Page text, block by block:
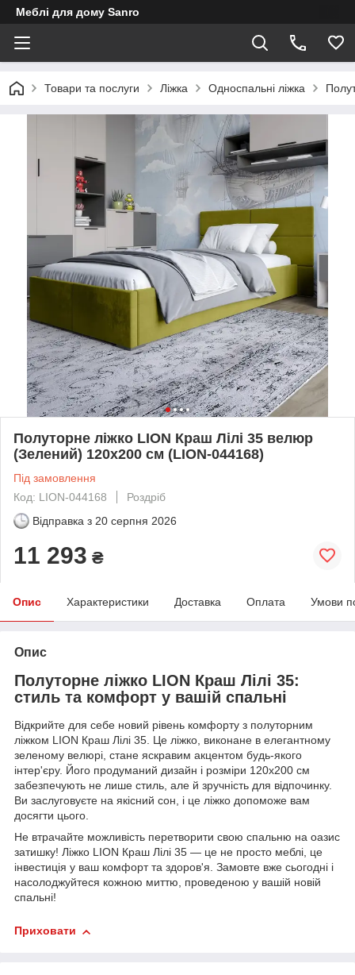
Меблі для дому Sanro
Товари та послуги Ліжка Односпальні ліжка
Полуторне ліжко LION Краш Лілі 35 велюр
(Зелений) 120х200 см (LION-044168)
Під замовлення
Код: LION-044168
Роздріб
Відправка з 20 серпня 2026
11 293 ₴
Опис Характеристики Доставка Оплата Умови
Опис
Полуторне ліжко LION Краш Лілі 35:
стиль та комфорт у вашій спальні
Відкрийте для себе новий рівень комфорту з полуторним
ліжком LION Краш Лілі 35. Це ліжко, виконане в елегантному
зеленому велюрі, стане яскравим акцентом будь-якого
інтер'єру. Його продуманий дизайн і розміри 120х200 см
забезпечують не лише стиль, але й зручність для відпочинку.
Ви заслуговуєте на якісний сон, і це ліжко допоможе вам
досягти цього.
Не втрачайте можливість перетворити свою спальню на оазис
затишку! Ліжко LION Краш Лілі 35 — це не просто меблі, це
інвестиція у ваш комфорт та здоров'я. Замовте вже сьогодні і
насолоджуйтеся кожною миттю, проведеною у вашій новій
спальні!
Приховати